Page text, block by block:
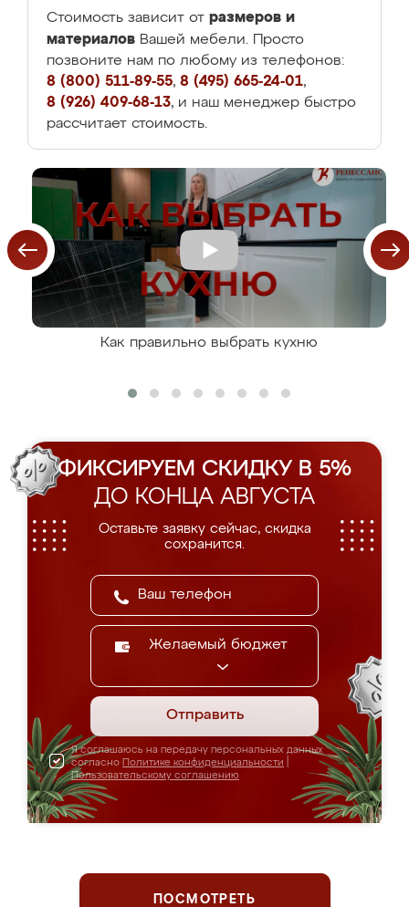
Стоимость зависит от размеров и
материалов Вашей мебели. Просто
позвоните нам по любому из телефонов:
8 (800) 511-89-55, 8 (495) 665-24-01,
8 (926) 409-68-13, и наш менеджер быстро
рассчитает стоимость.
Как правильно выбрать кухню
ФИКСИРУЕМ СКИДКУ В 5%
ДО КОНЦА АВГУСТА
Оставьте заявку сейчас, скидка
сохранится.
Желаемый бюджет
Отправить
Я соглашаюсь на передачу персональных данных
согласно Политике конфиденциальности
Пользовательскому соглашению
ПОСМОТРЕТЬ